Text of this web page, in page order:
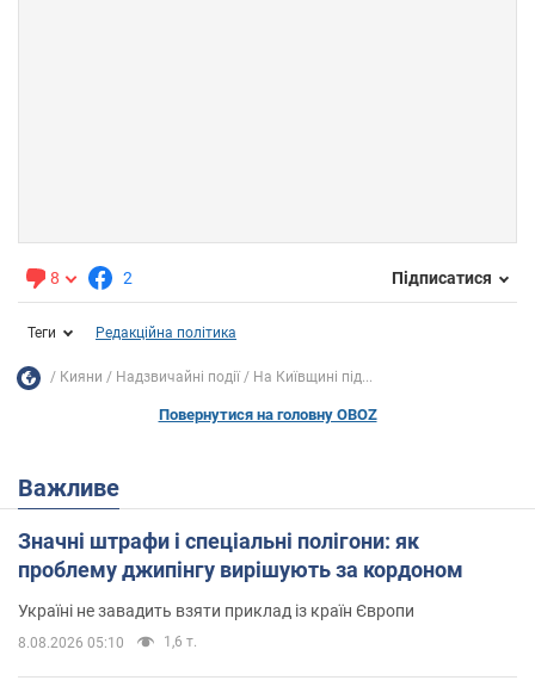
8 2 Підписатися
Теги Редакційна політика
Кияни Надзвичайні події На Київщині під...
Повернутися на головну OBOZ
Важливе
Значні штрафи і спеціальні полігони: як
проблему джипінгу вирішують за кордоном
Україні не завадить взяти приклад із країн Європи
8.08.2026 05:10 1,6 т.